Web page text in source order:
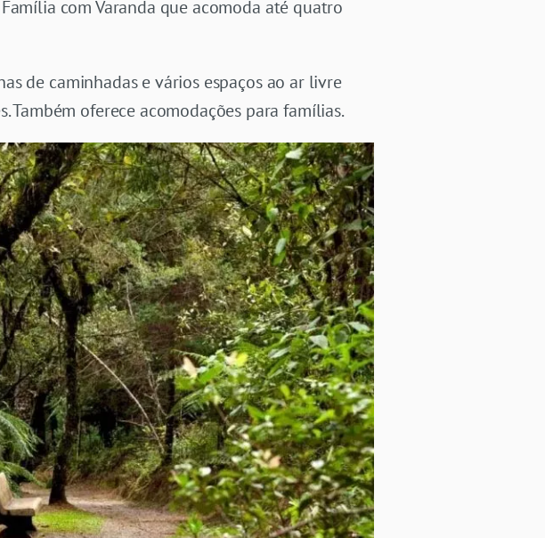
com Varanda que acomoda até quatro
de caminhadas e vários espaços ao ar livre
oferece acomodações para famílias.